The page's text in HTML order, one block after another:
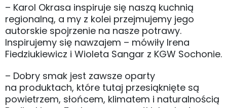
– Karol Okrasa inspiruje się naszą kuchnią
regionalną, a my z kolei przejmujemy jego
autorskie spojrzenie na nasze potrawy.
Inspirujemy się nawzajem – mówiły Irena
Fiedziukiewicz i Wioleta Sangar z KGW Sochonie.
– Dobry smak jest zawsze oparty
na produktach, które tutaj przesiąknięte są
powietrzem, słońcem, klimatem i naturalnością